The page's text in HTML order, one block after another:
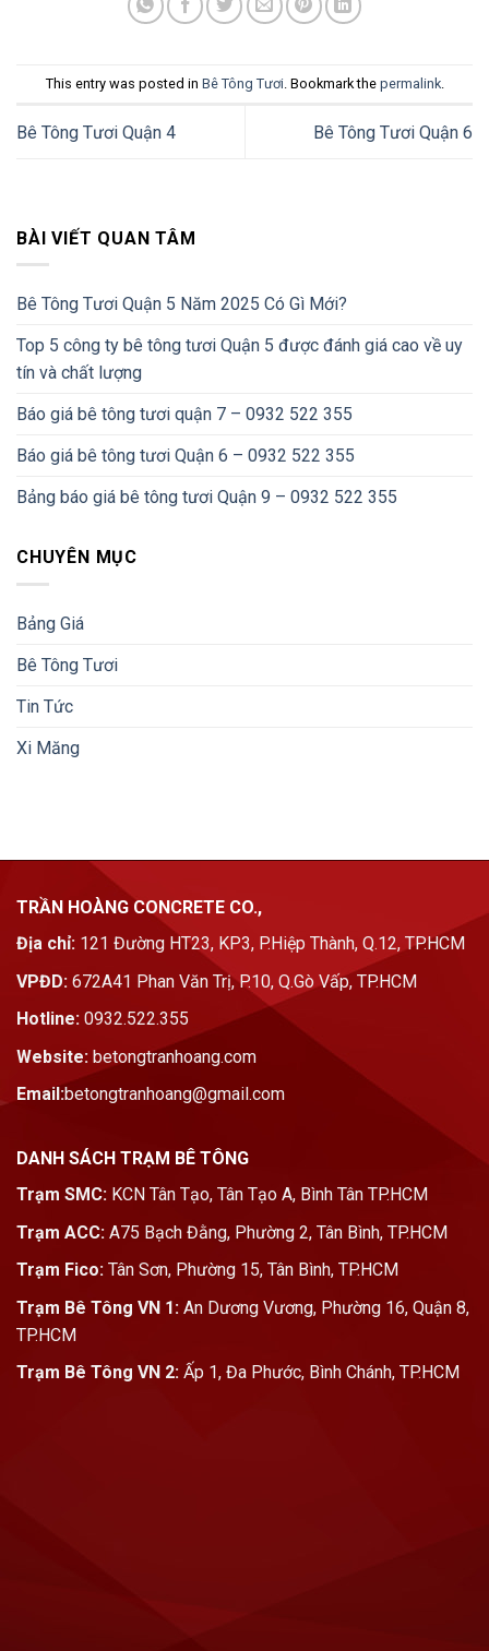
This entry was posted in Bê Tông Tươi . Bookmark the permalink.
Bê Tông Tươi Quận 4 Bê Tông Tươi Quận 6
BÀI VIẾT QUAN TÂM
Bê Tông Tươi Quận 5 Năm 2025 Có Gì Mới?
Top 5 công ty bê tông tươi Quận 5 được đánh giá cao về uy
tín và chất lượng
Báo giá bê tông tươi quận 7 – 0932 522 355
Báo giá bê tông tươi Quận 6 – 0932 522 355
Bảng báo giá bê tông tươi Quận 9 – 0932 522 355
CHUYÊN MỤC
Bảng Giá
Bê Tông Tươi
Tin Tức
Xi Măng
TRẦN HOÀNG CONCRETE CO.,
Địa chỉ: 121 Đường HT23, KP3, P.Hiệp Thành, Q.12, TP.HCM
VPĐD: 672A41 Phan Văn Trị, P.10, Q.Gò Vấp, TP.HCM
Hotline: 0932.522.355
Website: betongtranhoang.com
Email:betongtranhoang@gmail.com
DANH SÁCH TRẠM BÊ TÔNG
Trạm SMC: KCN Tân Tạo, Tân Tạo A, Bình Tân TP.HCM
Trạm ACC: A75 Bạch Đằng, Phường 2, Tân Bình, TP.HCM
Trạm Fico: Tân Sơn, Phường 15, Tân Bình, TP.HCM
Trạm Bê Tông VN 1: An Dương Vương, Phường 16, Quận 8,
TP.HCM
Trạm Bê Tông VN 2: Ấp 1, Đa Phước, Bình Chánh, TP.HCM